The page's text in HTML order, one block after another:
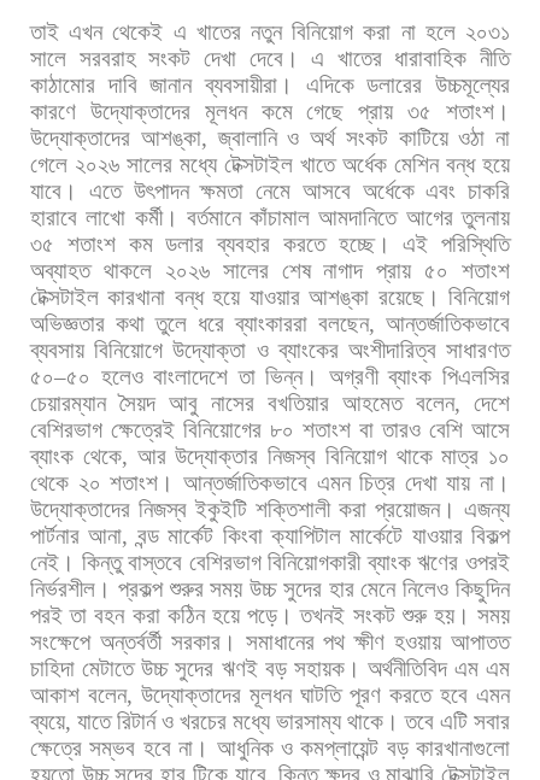
তাই এখন থেকেই এ খাতের নতুন বিনিয়োগ করা না হলে ২০৩১
সালে সরবরাহ সংকট দেখা দেবে। এ খাতের ধারাবাহিক নীতি
কাঠামোর দাবি জানান ব্যবসায়ীরা। এদিকে ডলারের উচ্চমূল্যের
কারণে উদ্যোক্তাদের মূলধন কমে গেছে প্রায় ৩৫
শতাংশ।
উদ্যোক্তাদের আশঙ্কা,জ্বালানি ও অর্থ সংকট কাটিয়ে ওঠা না
গেলে ২০২৬ সালের মধ্যে টেক্সটাইল খাতে অর্ধেক মেশিন বন্ধ হয়ে
যাবে।
এতে উৎপাদন ক্ষমতা নেমে আসবে অর্ধেকে এবং চাকরি
হারাবে লাখো কর্মী। বর্তমানে কাঁচামাল আমদানিতে আগের তুলনায়
৩৫
শতাংশ কম ডলার ব্যবহার করতে হচ্ছে। এই পরিস্থিতি
অব্যাহত থাকলে ২০২৬ সালের শেষ নাগাদ প্রায় ৫০
শতাংশ
টেক্সটাইল কারখানা বন্ধ হয়ে যাওয়ার আশঙ্কা রয়েছে। বিনিয়োগ
অভিজ্ঞতার কথা তুলে ধরে ব্যাংকাররা বলছেন, আন্তর্জাতিকভাবে
ব্যবসায় বিনিয়োগে উদ্যোক্তা ও ব্যাংকের অংশীদারিত্ব সাধারণত
৫০–৫০ হলেও বাংলাদেশে তা ভিন্ন। অগ্রণী ব্যাংক পিএলসির
চেয়ারম্যান সৈয়দ আবু নাসের বখতিয়ার আহমেত বলেন, দেশে
বেশিরভাগ ক্ষেত্রেই বিনিয়োগের ৮০ শতাংশ বা তারও বেশি আসে
ব্যাংক থেকে, আর উদ্যোক্তার নিজস্ব বিনিয়োগ থাকে মাত্র ১০
থেকে ২০ শতাংশ। আন্তর্জাতিকভাবে এমন চিত্র দেখা যায় না।
উদ্যোক্তাদের নিজস্ব ইকুইটি শক্তিশালী করা প্রয়োজন। এজন্য
পার্টনার আনা, বন্ড মার্কেট কিংবা ক্যাপিটাল মার্কেটে যাওয়ার বিকল্প
নেই। কিন্তু বাস্তবে বেশিরভাগ বিনিয়োগকারী ব্যাংক ঋণের ওপরই
নির্ভরশীল। প্রকল্প শুরুর সময় উচ্চ সুদের হার মেনে নিলেও কিছুদিন
পরই তা বহন করা কঠিন হয়ে পড়ে। তখনই সংকট শুরু হয়। সময়
সংক্ষেপে অন্তর্বর্তী সরকার। সমাধানের পথ ক্ষীণ হওয়ায় আপাতত
চাহিদা মেটাতে উচ্চ সুদের ঋণই বড় সহায়ক। অর্থনীতিবিদ এম এম
আকাশ বলেন, উদ্যোক্তাদের মূলধন ঘাটতি পূরণ করতে হবে এমন
ব্যয়ে, যাতে রিটার্ন ও খরচের মধ্যে ভারসাম্য থাকে। তবে এটি সবার
ক্ষেত্রে সম্ভব হবে না। আধুনিক ও কমপ্লায়েন্ট বড় কারখানাগুলো
হয়তো উচ্চ সুদের হার টিকে যাবে,কিন্তু ক্ষুদ্র ও মাঝারি টেক্সটাইল